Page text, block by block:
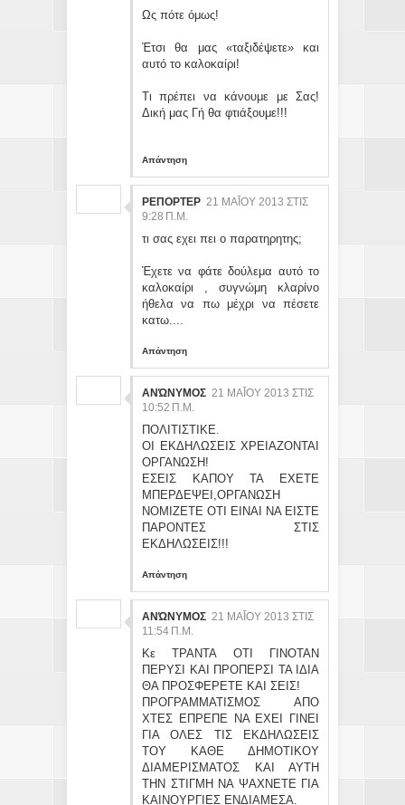
Ως πότε όμως!
Έτσι θα μας «ταξιδέψετε» και
αυτό το καλοκαίρι!
Τι πρέπει να κάνουμε με Σας!
Δική μας Γή θα φτιάξουμε!!!
Απάντηση
ΡΕΠΟΡΤΕΡ 21 ΜΑΪ́ΟΥ 2013 ΣΤΙΣ 9:
28 Π.Μ.
τι σας εχει πει ο παρατηρητης;
Έχετε να φάτε δούλεμα αυτό το
καλοκαίρι , συγνώμη κλαρίνο
ήθελα να πω μέχρι να πέσετε
κατω....
Απάντηση
ΑΝΏΝΥΜΟΣ 21 ΜΑΪ́ΟΥ 2013 ΣΤΙΣ 10
:52 Π.Μ.
ΠΟΛΙΤΙΣΤΙΚΕ.
ΟΙ ΕΚΔΗΛΩΣΕΙΣ ΧΡΕΙΑΖΟΝΤΑΙ
ΟΡΓΑΝΩΣΗ!
ΕΣΕΙΣ ΚΑΠΟΥ ΤΑ ΕΧΕΤΕ
ΜΠΕΡΔΕΨΕΙ,ΟΡΓΑΝΩΣΗ
ΝΟΜΙΖΕΤΕ ΟΤΙ ΕΙΝΑΙ ΝΑ ΕΙΣΤΕ
ΠΑΡΟΝΤΕΣ ΣΤΙΣ
ΕΚΔΗΛΩΣΕΙΣ!!!
Απάντηση
ΑΝΏΝΥΜΟΣ 21 ΜΑΪ́ΟΥ 2013 ΣΤΙΣ 11
:54 Π.Μ.
Κε ΤΡΑΝΤΑ ΟΤΙ ΓΙΝΟΤΑΝ
ΠΕΡΥΣΙ ΚΑΙ ΠΡΟΠΕΡΣΙ ΤΑ ΙΔΙΑ
ΘΑ ΠΡΟΣΦΕΡΕΤΕ ΚΑΙ ΣΕΙΣ!
ΠΡΟΓΡΑΜΜΑΤΙΣΜΟΣ ΑΠΟ
ΧΤΕΣ ΕΠΡΕΠΕ ΝΑ ΕΧΕΙ ΓΙΝΕΙ
ΓΙΑ ΟΛΕΣ ΤΙΣ ΕΚΔΗΛΩΣΕΙΣ
ΤΟΥ ΚΑΘΕ ΔΗΜΟΤΙΚΟΥ
ΔΙΑΜΕΡΙΣΜΑΤΟΣ ΚΑΙ ΑΥΤΗ
ΤΗΝ ΣΤΙΓΜΗ ΝΑ ΨΑΧΝΕΤΕ ΓΙΑ
ΚΑΙΝΟΥΡΓΙΕΣ ΕΝΔΙΑΜΕΣΑ.